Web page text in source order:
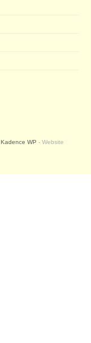
Kadence WP - Website